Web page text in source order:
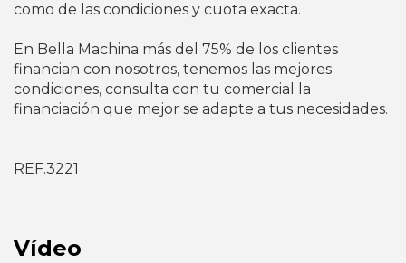
como de las condiciones y cuota exacta.
En Bella Machina más del 75% de los clientes
financian con nosotros, tenemos las mejores
condiciones, consulta con tu comercial la
financiación que mejor se adapte a tus necesidades.
REF.3221
Vídeo